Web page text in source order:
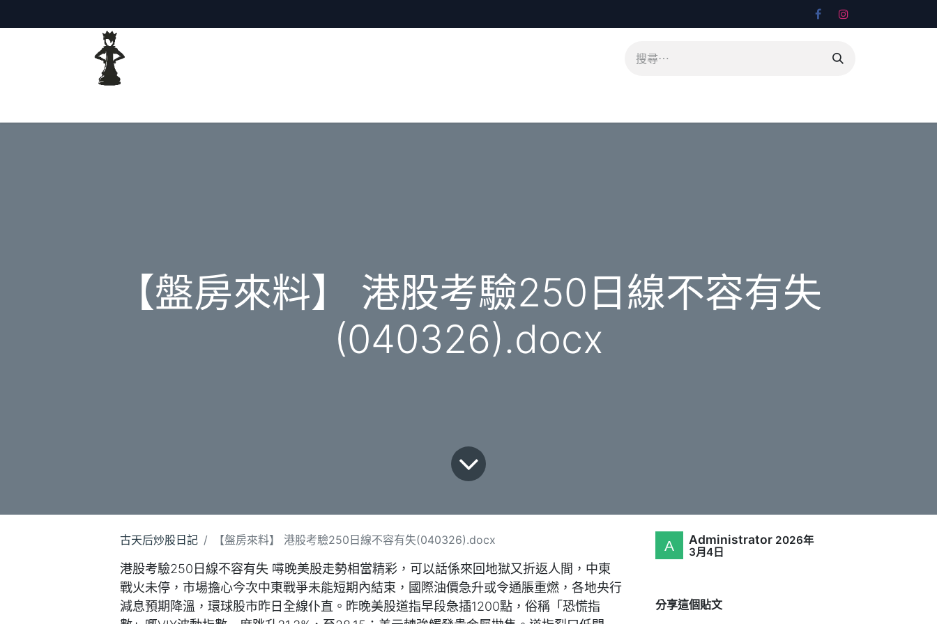
【盤房來料】 港股考驗250日線不容有失
(040326).docx
古天后炒股日記 【盤房來料】 港股考驗250日線不容有失(040326).docx
港股考驗250日線不容有失 噚晚美股走勢相當精彩，可以話係來回地獄又折返人間，中東
戰火未停，市場擔心今次中東戰爭未能短期內結束，國際油價急升或令通脹重燃，各地央行
減息預期降溫，環球股市昨日全線仆直。昨晚美股道指早段急插1200點，俗稱「恐慌指
Administrator 2026年
3月4日
分享這個貼文